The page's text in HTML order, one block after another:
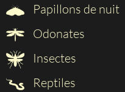
Papillons de nuit
Odonates
Insectes
Reptiles